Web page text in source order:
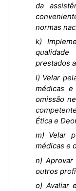
da
normas
k)
prestados
l) Velar
médicas
omissão
Ética e
m) Velar
médicas e
n)
outros
o) Avaliar